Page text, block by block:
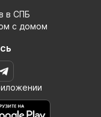
в СПБ
с домом